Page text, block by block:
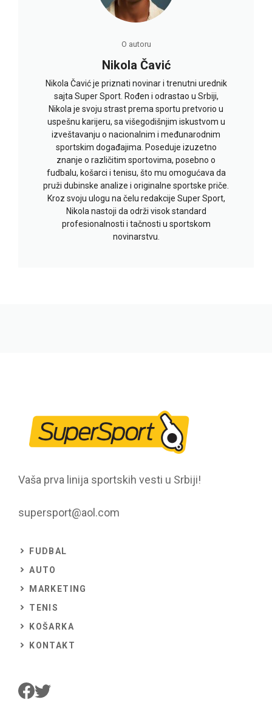
O autoru
Nikola Čavić
Nikola Čavić je priznati novinar i trenutni urednik
sajta Super Sport. Rođen i odrastao u Srbiji,
Nikola je svoju strast prema sportu pretvorio u
uspešnu karijeru, sa višegodišnjim iskustvom u
izveštavanju o nacionalnim i međunarodnim
sportskim događajima. Poseduje izuzetno
znanje o različitim sportovima, posebno o
fudbalu, košarci i tenisu, što mu omogućava da
pruži dubinske analize i originalne sportske priče.
Kroz svoju ulogu na čelu redakcije Super Sport,
Nikola nastoji da održi visok standard
profesionalnosti i tačnosti u sportskom
novinarstvu.
Vaša prva linija sportskih vesti u Srbiji!
supersport@aol.com
FUDBAL
AUTO
MARKETING
TENIS
KOŠARKA
KONTAKT